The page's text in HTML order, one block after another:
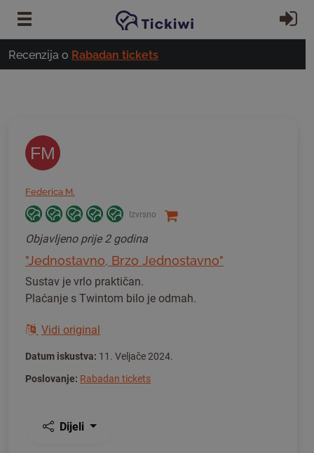
Preskoči na glavni sadržaj
Recenzija o Rabadan tickets
FM
Federica M.
Izvrsno
Objavljeno prije 2 godina
"Jednostavno, Brzo Jednostavno"
Sustav je vrlo praktičan.
Plaćanje s Twintom bilo je odmah.
Vidi original
Datum iskustva: 11. Veljače 2024.
Poslovanje: Rabadan tickets
Dijeli